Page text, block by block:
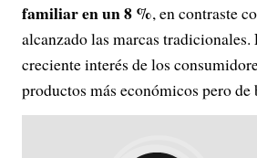
familiar en un 8 %, en contraste
alcanzado las marcas tradicionales.
creciente interés de los
productos más económicos pero de